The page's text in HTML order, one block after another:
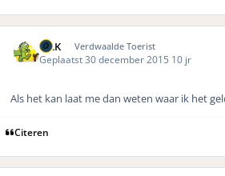
MLK Verdwaalde Toerist
Geplaatst 30 december 2015 10 jr
Als het kan laat me dan weten waar ik het
Citeren